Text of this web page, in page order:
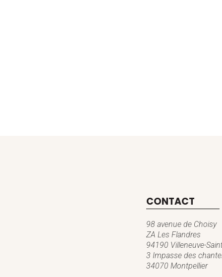
CONTACT
98 avenue de Choisy
ZA Les Flandres
94190 Villeneuve-
3 Impasse des
34070 Montpellier